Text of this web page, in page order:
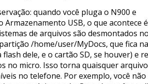
quando você pluga o N900 e
Armazenamento USB, o que acontece é
de arquivos são desmontados
/home/user/MyDocs, que fica na
flash dele, e o cartão SD, se houver) e
no micro. Isso torna quaisquer
no telefone. Por exemplo, você não